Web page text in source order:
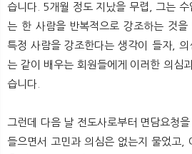
습니다. 5개월 정도 지났을 무렵, 그는 수
는 한 사람을 반복적으로 강조하는 것을
특정 사람을 강조한다는 생각이 들자,
는 같이 배우는 회원들에게 이러한 의심
습니다.
그런데 다음 날 전도사로부터 면담요청
들으면서 고민과 의심은 없는지 물었고,